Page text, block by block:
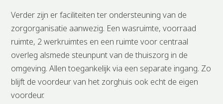
Verder zijn er faciliteiten ter ondersteuning van de
zorgorganisatie aanwezig. Een wasruimte, voorraad
ruimte, 2 werkruimtes en een ruimte voor centraal
overleg alsmede steunpunt van de thuiszorg in de
omgeving. Allen toegankelijk via een separate ingang. Zo
blijft de voordeur van het zorghuis ook echt de eigen
voordeur.